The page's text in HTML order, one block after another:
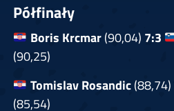
Półfinały
Boris Krcmar(90,04) 7:3
(90,25)
Tomislav Rosandic(88,74)
(85,54)